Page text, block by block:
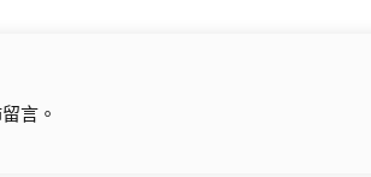
言。